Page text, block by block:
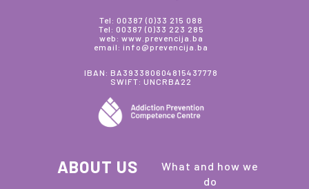
Tel: 00387 (0)33 215 088
Tel: 00387 (0)33 223 285
web: www.prevencija.ba
email: info@prevencija.ba
IBAN: BA393380604815437778
SWIFT: UNCRBA22
ABOUT US
What and how we
do